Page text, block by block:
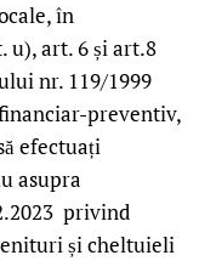
în
u), art. 6 și art.8
nr. 119/1999
preventiv,
efectuați
asupra
privind
și cheltuieli